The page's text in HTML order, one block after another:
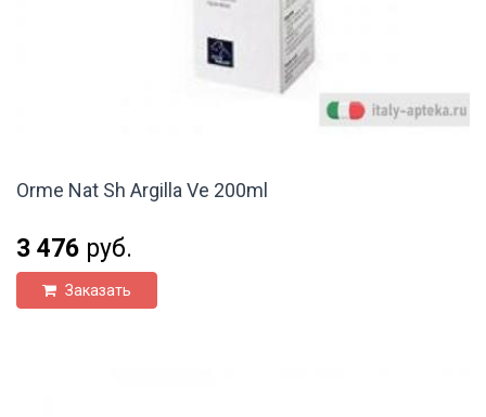
Orme Nat Sh Argilla Ve 200ml
3 476 руб.
Заказать